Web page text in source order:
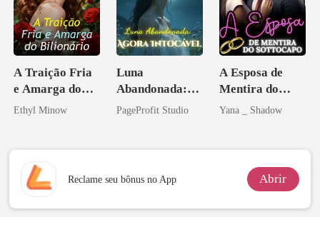
A Traição Fria
e Amarga do
Bilionário
Ethyl Minow
Luna
Abandonada:
Agora Intocável
PageProfit Studio
A Esposa de
Mentira do
Sottocapo
Yana _ Shadow
Reclame seu bônus no App Abrir